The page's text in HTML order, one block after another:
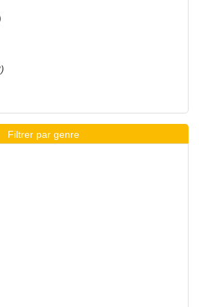
Filtrer par genre